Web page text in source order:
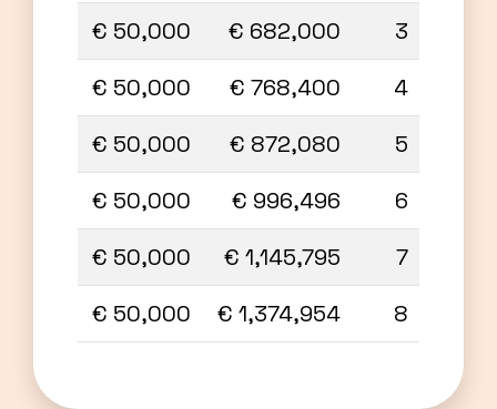
3
682,000 €
50,000 €
4
768,400 €
50,000 €
5
872,080 €
50,000 €
6
996,496 €
50,000 €
7
1,145,795 €
50,000 €
8
1,374,954 €
50,000 €